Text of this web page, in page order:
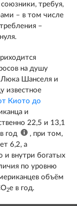
требуя,
– в том числе
–
на душу
Люка Шанселя и
известное
Киото до
и
22,5 и 13,1
год
, при том,
6,2, а
и внутри богатых
по уровню
объём
2e в год.